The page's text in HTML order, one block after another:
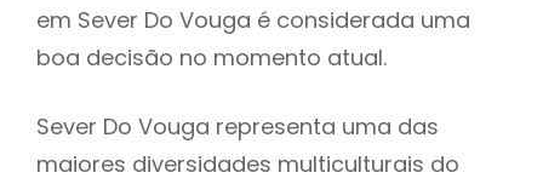
em Sever Do Vouga é considerada uma
boa decisão no momento atual.
Sever Do Vouga representa uma das
maiores diversidades multiculturais do